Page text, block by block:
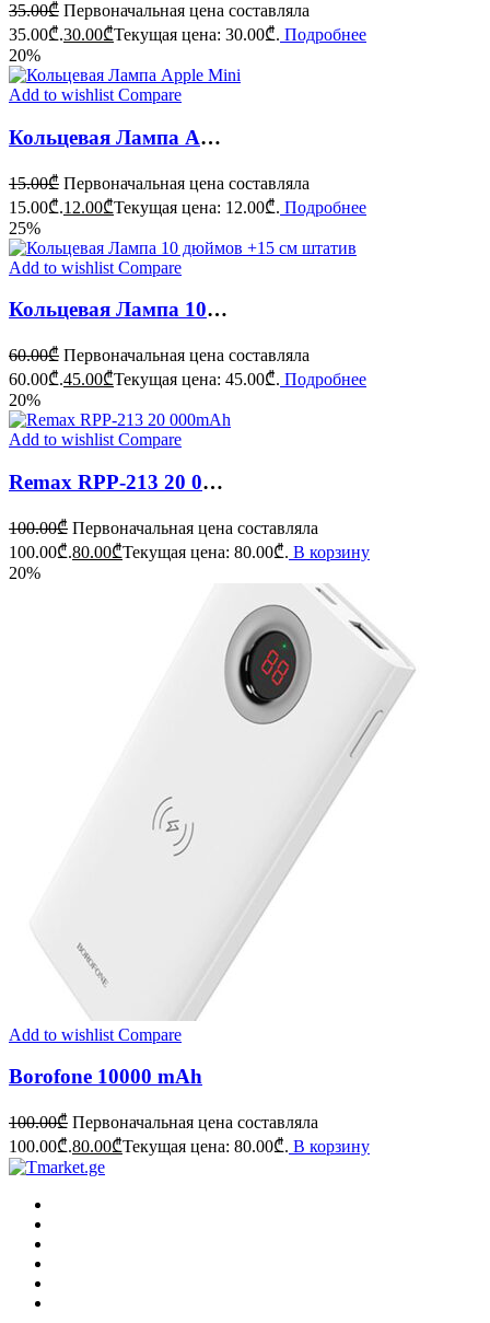
35.00₾ Первоначальная цена составляла
35.00₾.30.00₾Текущая цена: 30.00₾. Подробнее
20%
Add to wishlist Compare
Кольцевая Лампа Apple Mini
15.00₾ Первоначальная цена составляла
15.00₾.12.00₾Текущая цена: 12.00₾. Подробнее
25%
Add to wishlist Compare
Кольцевая Лампа 10 дюймов +15 см штатив
60.00₾ Первоначальная цена составляла
60.00₾.45.00₾Текущая цена: 45.00₾. Подробнее
20%
Add to wishlist Compare
Remax RPP-213 20 000mAh
100.00₾ Первоначальная цена составляла
100.00₾.80.00₾Текущая цена: 80.00₾. В корзину
20%
Add to wishlist Compare
Borofone 10000 mAh
100.00₾ Первоначальная цена составляла
100.00₾.80.00₾Текущая цена: 80.00₾. В корзину